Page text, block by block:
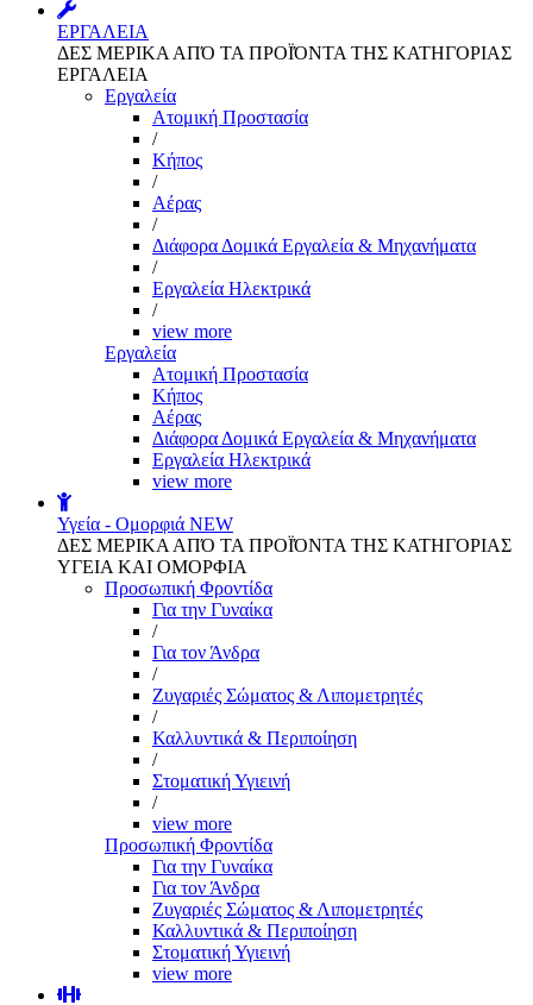
ΕΡΓΑΛΕΙΑ
ΔΕΣ ΜΕΡΙΚΑ ΑΠΌ ΤΑ ΠΡΟΪΌΝΤΑ ΤΗΣ ΚΑΤΗΓΟΡΙΑΣ
ΕΡΓΑΛΕΙΑ
Εργαλεία
Aτομική Προστασία
/
Kήπος
/
Αέρας
/
Διάφορα Δομικά Εργαλεία & Μηχανήματα
/
Εργαλεία Ηλεκτρικά
/
view more
Εργαλεία
Aτομική Προστασία
Kήπος
Αέρας
Διάφορα Δομικά Εργαλεία & Μηχανήματα
Εργαλεία Ηλεκτρικά
view more
Υγεία - Ομορφιά NEW
ΔΕΣ ΜΕΡΙΚΑ ΑΠΌ ΤΑ ΠΡΟΪΌΝΤΑ ΤΗΣ ΚΑΤΗΓΟΡΙΑΣ
ΥΓΕΙΑ ΚΑΙ ΟΜΟΡΦΙΑ
Προσωπική Φροντίδα
Για την Γυναίκα
/
Για τον Άνδρα
/
Ζυγαριές Σώματος & Λιπομετρητές
/
Καλλυντικά & Περιποίηση
/
Στοματική Υγιεινή
/
view more
Προσωπική Φροντίδα
Για την Γυναίκα
Για τον Άνδρα
Ζυγαριές Σώματος & Λιπομετρητές
Καλλυντικά & Περιποίηση
Στοματική Υγιεινή
view more